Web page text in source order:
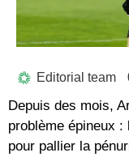
Editorial team
Depuis des mois,
problème épineux :
pour pallier la